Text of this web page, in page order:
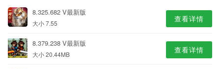
8.325.682 V最新版
大小 7.55 查看详情
8.379.238 V最新版
大小 20.44MB 查看详情